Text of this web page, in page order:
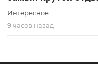
Интересное
9 часов назад